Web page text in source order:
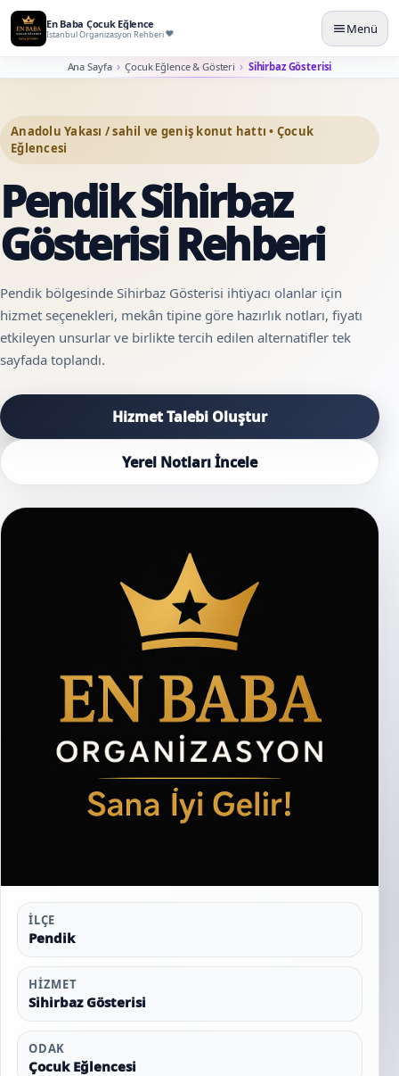
En Baba Çocuk Eğlence
İstanbul Organizasyon Rehberi Menü
Ana Sayfa Çocuk Eğlence & Gösteri Sihirbaz Gösterisi
Anadolu Yakası / sahil ve geniş konut hattı • Çocuk
Eğlencesi
Pendik Sihirbaz
Gösterisi Rehberi
Pendik bölgesinde Sihirbaz Gösterisi ihtiyacı olanlar için
hizmet seçenekleri, mekân tipine göre hazırlık notları, fiyatı
etkileyen unsurlar ve birlikte tercih edilen alternatifler tek
sayfada toplandı.
Hizmet Talebi Oluştur
Yerel Notları İncele
İLÇE
Pendik
HIZMET
Sihirbaz Gösterisi
ODAK
Çocuk Eğlencesi